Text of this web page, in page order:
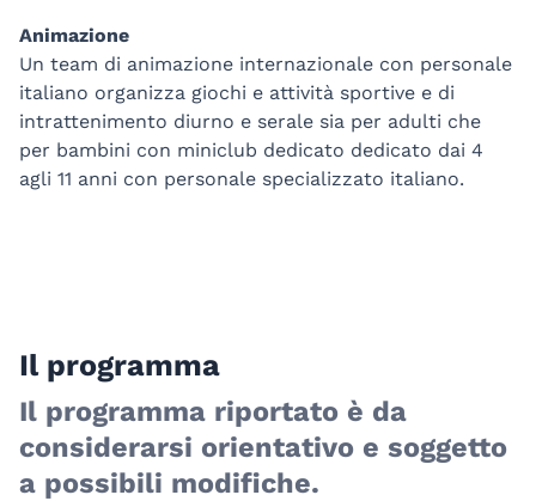
Animazione
Un team di animazione internazionale con personale
italiano organizza giochi e attività sportive e di
intrattenimento diurno e serale sia per adulti che
per bambini con miniclub dedicato dedicato dai 4
agli 11 anni con personale specializzato italiano.
Il programma
Il programma riportato è da
considerarsi orientativo e soggetto
a possibili modifiche.